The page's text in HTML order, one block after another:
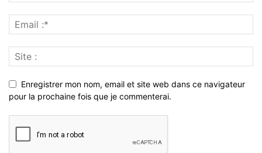
Enregistrer mon nom, email et site web dans ce navigateur
pour la prochaine fois que je commenterai.